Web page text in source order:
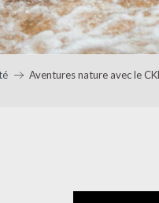
Aventures nature avec le